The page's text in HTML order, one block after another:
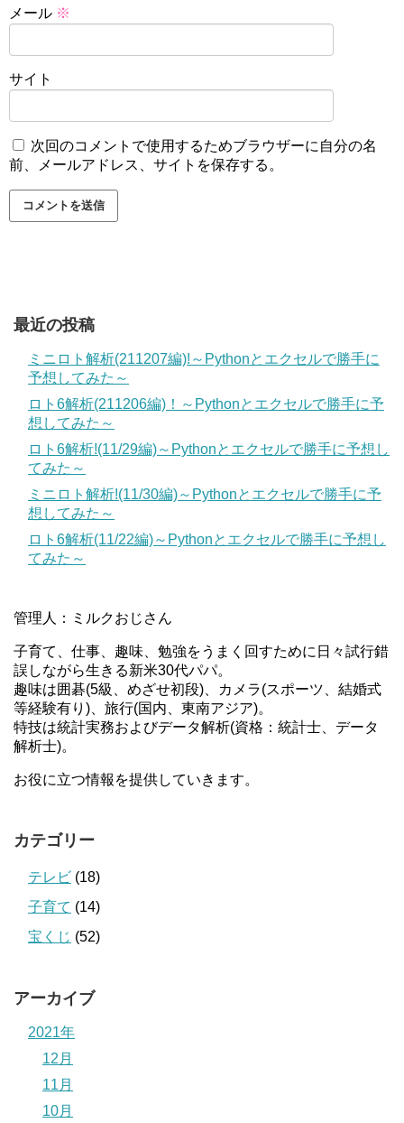
メール ※
サイト
次回のコメントで使用するためブラウザーに自分の名
前、メールアドレス、サイトを保存する。
最近の投稿
ミニロト解析(211207編)!～Pythonとエクセルで勝手に
予想してみた～
ロト6解析(211206編)！～Pythonとエクセルで勝手に予
想してみた～
ロト6解析!(11/29編)～Pythonとエクセルで勝手に予想し
てみた～
ミニロト解析!(11/30編)～Pythonとエクセルで勝手に予
想してみた～
ロト6解析(11/22編)～Pythonとエクセルで勝手に予想し
てみた～
管理人：ミルクおじさん
子育て、仕事、趣味、勉強をうまく回すために日々試行錯
誤しながら生きる新米30代パパ。
趣味は囲碁(5級、めざせ初段)、カメラ(スポーツ、結婚式
等経験有り)、旅行(国内、東南アジア)。
特技は統計実務およびデータ解析(資格：統計士、データ
解析士)。
お役に立つ情報を提供していきます。
カテゴリー
テレビ (18)
子育て (14)
宝くじ (52)
アーカイブ
2021年
12月
11月
10月